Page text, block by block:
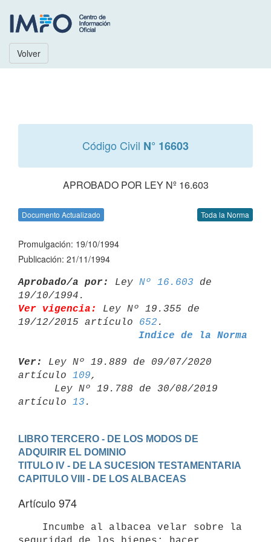
Volver
Código Civil N° 16603
APROBADO POR LEY Nº 16.603
Documento Actualizado Toda la Norma
Promulgación: 19/10/1994
Publicación: 21/11/1994
Aprobado/a por: Ley Nº 16.603 de
Ver vigencia:
Ley Nº 19.355 de
19/12/2015 artículo 652
Indice de la Norma
Ver:
Ley Nº 19.889 de 09/07/2020
artículo 109,
artículo 13
LIBRO TERCERO - DE LOS MODOS DE
ADQUIRIR EL DOMINIO
TITULO IV - DE LA SUCESION TESTAMENTARIA
CAPITULO VIII - DE LOS ALBACEAS
Artículo 974